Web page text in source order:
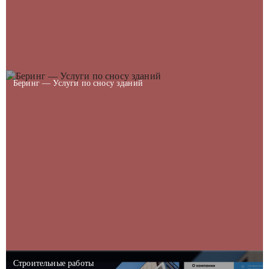
Беринг — Услуги по сносу зданий
Строительные работы